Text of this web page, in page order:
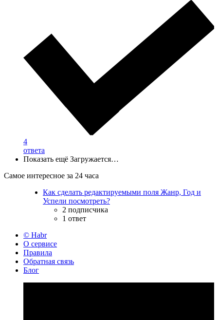
4
ответа
Показать ещё Загружается…
Самое интересное за 24 часа
Как сделать редактируемыми поля Жанр, Год и
Успели посмотреть?
2 подписчика
1 ответ
© Habr
О сервисе
Правила
Обратная связь
Блог